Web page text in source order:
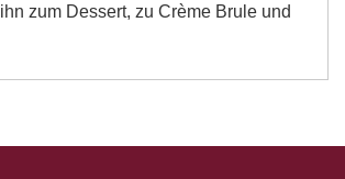
zum Dessert, zu Crème Brule und